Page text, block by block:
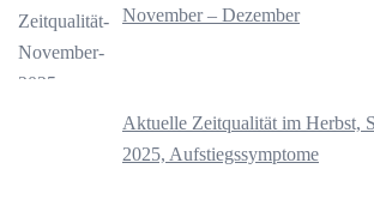
November – Dezember
Aktuelle Zeitqualität im Herbst,
2025, Aufstiegssymptome